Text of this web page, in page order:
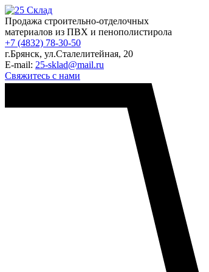
Продажа строительно-отделочных
материалов из ПВХ и пенополистирола
+7 (4832) 78-30-50
г.Брянск, ул.Сталелитейная, 20
E-mail: 25-sklad@mail.ru
Свяжитесь с нами